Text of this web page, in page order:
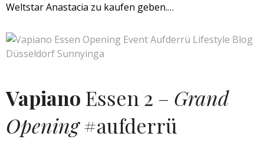
Weltstar Anastacia zu kaufen geben.…
Vapiano Essen 2 – Grand
Opening#aufderrü